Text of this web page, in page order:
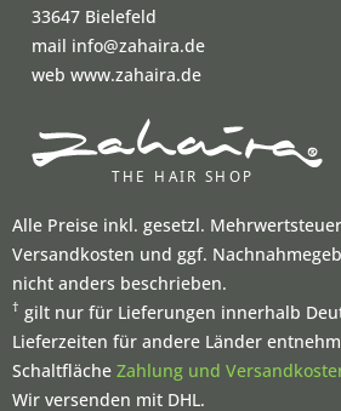
33647 Bielefeld
mail info@zahaira.de
web www.zahaira.de
Alle Preise inkl. gesetzl.
Versandkosten und ggf.
nicht anders beschrieben.
† gilt nur für Lieferungen innerhalb
Lieferzeiten für andere Länder
Schaltfläche Zahlung und
Wir versenden mit DHL.